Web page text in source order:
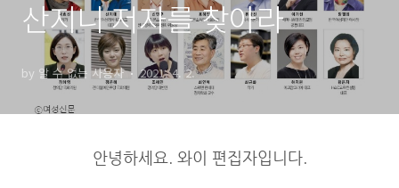
산지니 저자를 찾아라
by 알 수 없는 사용자 2021. 4. 2.
안녕하세요. 와이 편집자입니다.